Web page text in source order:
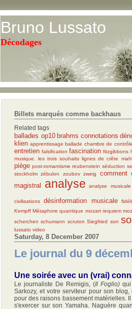
Bruno Lussato
Décodages
Billets marqués comme backhaus
Related tags
ballades op10 brahms connotations
klien apprentissage ballade chambre de contrôle
entretien falsification fascination fitzgibbons
musique.
les trois souhaits lignes de crête
piège post-romantisme reubenstein séduction
stockholm zébulon zoubov zweig comment
magistral
analyse analyse musicale
civilisations désinformation musicale
Kempff Métaphore quantique mozart requiem
scherchen schumann scruton Siegfried son
lussato video
Saturday, 8 December 2007
Le journal du 9
Une soirée avec un (vrai)
Le journaliste De Remigis, (Il Foglio)
Sarkozy, et votre serviteur pour son
pour des raisons bassement matérielles.
s'exercer sur son Yamaha. Naguère